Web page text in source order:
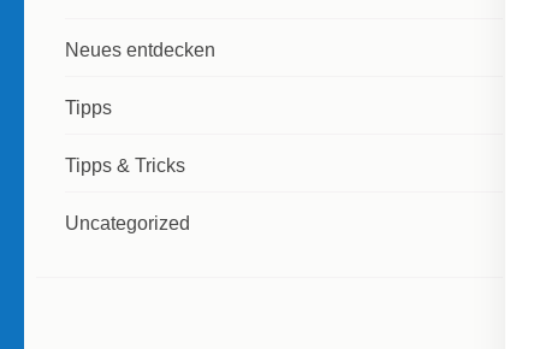
Neues entdecken
Tipps
Tipps & Tricks
Uncategorized